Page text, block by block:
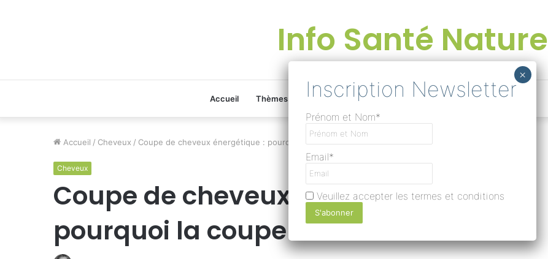
Info Santé Nature
Accueil Thèmes Devenir rédacteur Une
Lire
Instagram
Linkedin
Facebook
Accueil / Cheveux / Coupe de cheveux énergétique : pourquoi la coupe vibratoire ?
Cheveux
Coupe de cheveux énergétique :
pourquoi la coupe vibratoire ?
Prénom et Nom*
Email*
Veuillez accepter les termes et conditions